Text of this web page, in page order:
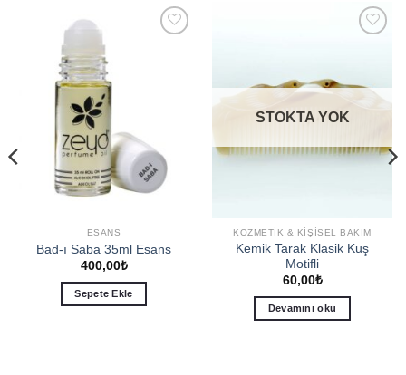
ESANS
Bad-ı Saba 35ml Esans
400,00₺
Sepete Ekle
STOKTA YOK
KOZMETIK & KIŞISEL BAKIM
Kemik Tarak Klasik Kuş
Motifli
60,00₺
Devamını oku